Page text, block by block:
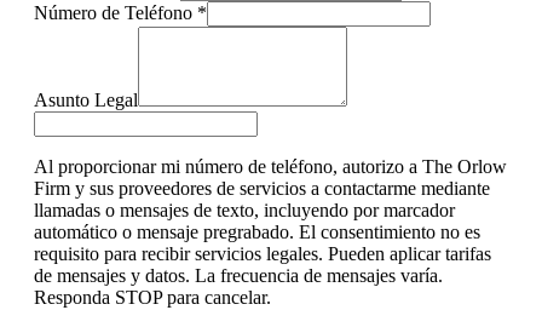
Número de Teléfono *
Asunto Legal
Al proporcionar mi número de teléfono, autorizo a The Orlow
Firm y sus proveedores de servicios a contactarme mediante
llamadas o mensajes de texto, incluyendo por marcador
automático o mensaje pregrabado. El consentimiento no es
requisito para recibir servicios legales. Pueden aplicar tarifas
de mensajes y datos. La frecuencia de mensajes varía.
Responda STOP para cancelar.